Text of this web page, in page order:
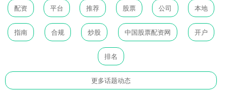
配资 平台 推荐 股票 公司 本地
指南 合规 炒股 中国股票配资网 开户
排名
更多话题动态